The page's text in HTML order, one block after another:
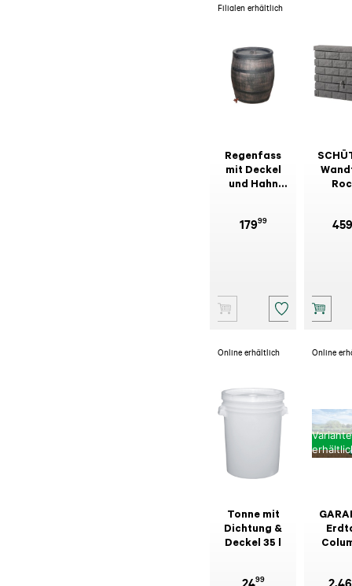
Filialen erhältlich
Regenfass
mit Deckel
und Hahn
17999 459
Online erhältlich
Tonne mit
Dichtung &
Deckel 35 l
2499
Online